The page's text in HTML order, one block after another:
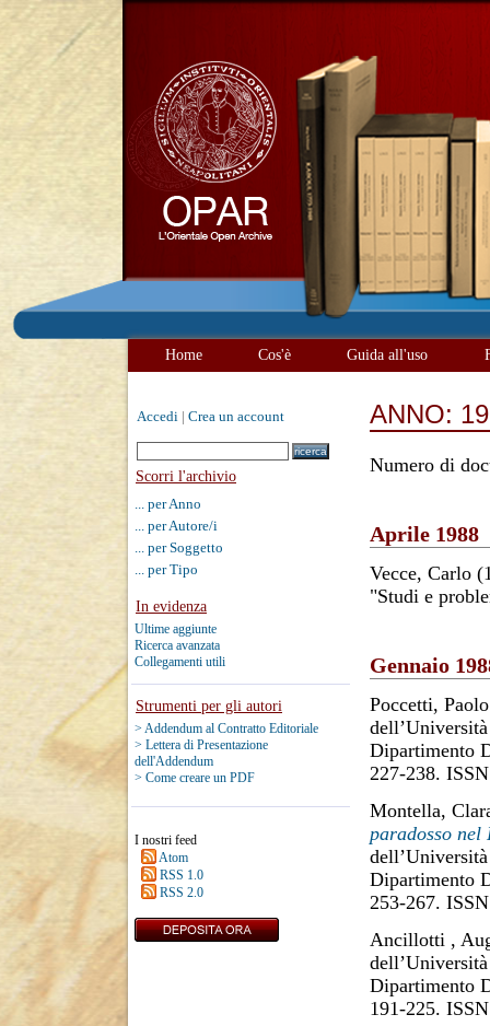
Home Cos'è Guida all'uso
Accedi Crea un account
Scorri l'archivio
... per Anno
... per Autore/i
... per Soggetto
... per Tipo
In evidenza
Ultime aggiunte
Ricerca avanzata
Collegamenti utili
Strumenti per gli autori
> Addendum al Contratto Editoriale
> Lettera di Presentazione
dell'Addendum
> Come creare un PDF
I nostri feed
Atom
RSS 1.0
RSS 2.0
ANNO:
Numero di
Aprile 1988
Vecce, Carlo
"Studi e
Gennaio
Poccetti, Paolo
Dipartimento
227-238.
Montella,
paradosso
Dipartimento
253-267.
Ancillotti ,
Dipartimento
191-225.